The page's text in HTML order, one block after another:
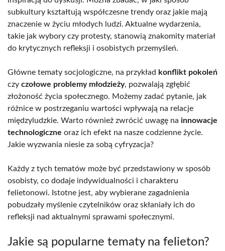
subkultury kształtują współczesne trendy oraz jakie mają
znaczenie w życiu młodych ludzi. Aktualne wydarzenia,
takie jak wybory czy protesty, stanowią znakomity materiał
do krytycznych refleksji i osobistych przemyśleń.
Główne tematy socjologiczne, na przykład konflikt pokoleń
czy czołowe problemy młodzieży, pozwalają zgłębić
złożoność życia społecznego. Możemy zadać pytanie, jak
różnice w postrzeganiu wartości wpływają na relacje
międzyludzkie. Warto również zwrócić uwagę na innowacje
technologiczne oraz ich efekt na nasze codzienne życie.
Jakie wyzwania niesie za sobą cyfryzacja?
Każdy z tych tematów może być przedstawiony w sposób
osobisty, co dodaje indywidualności i charakteru
felietonowi. Istotne jest, aby wybierane zagadnienia
pobudzały myślenie czytelników oraz skłaniały ich do
refleksji nad aktualnymi sprawami społecznymi.
Jakie są popularne tematy na felieton?